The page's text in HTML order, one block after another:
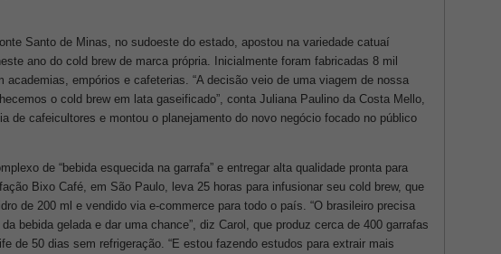
Santo de Minas, no sudoeste do estado, apostou na variedade catuaí
ano do cold brew de marca própria. Inicialmente foram fabricadas 8 mil
academias, empórios e cafeterias. “A decisão veio de uma viagem de nossa
o cold brew em lata gaseificado”, conta Juliana Paulino da Costa Mello,
de cafeicultores e montou o planejamento do novo negócio focado no público
de “bebida esquecida na garrafa” e entregar alta qualidade pronta para
Bixo Café, em São Paulo, leva 25 horas para infusionar seu cold brew, que
de 200 ml e vendido via e-commerce para todo o país. “O brasileiro precisa
bebida gelada e dar uma chance”, diz Carol, que produz cerca de 400 garrafas
de 50 dias sem refrigeração. “E estou fazendo estudos para extrair mais